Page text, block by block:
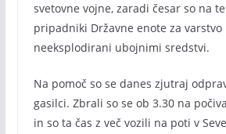
svetovne vojne, zaradi česar so na
pripadniki Državne enote za varstvo
neeksplodirani ubojnimi sredstvi.
Na pomoč so se danes zjutraj
gasilci. Zbrali so se ob 3.30 na
in so ta čas z več vozili na poti v